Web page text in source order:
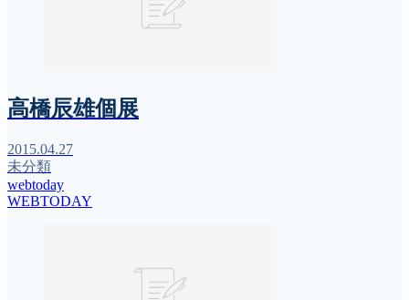
高橋辰雄個展
2015.04.27
未分類
webtoday
WEBTODAY